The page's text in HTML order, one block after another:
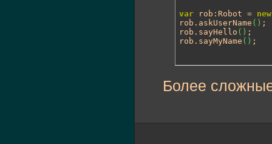
var rob:Robot = new
rob.askUserName ( ) ;
rob.sayHello ( ) ;
rob.sayMyName ( ) ;
Более